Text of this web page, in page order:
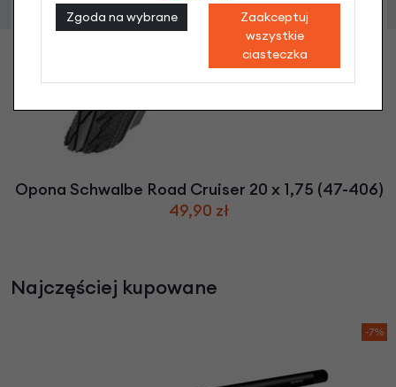
Opona Schwalbe Road Cruiser 20 x 1,75 (47-406)
49,90 zł
Najczęściej kupowane
-7%
Zgoda na wybrane
Zaakceptuj
wszystkie
ciasteczka